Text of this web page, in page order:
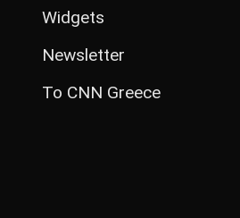
Widgets
Newsletter
Το CNN Greece